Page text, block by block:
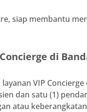
siap membantu
di
VIP
dan satu (1)
atau